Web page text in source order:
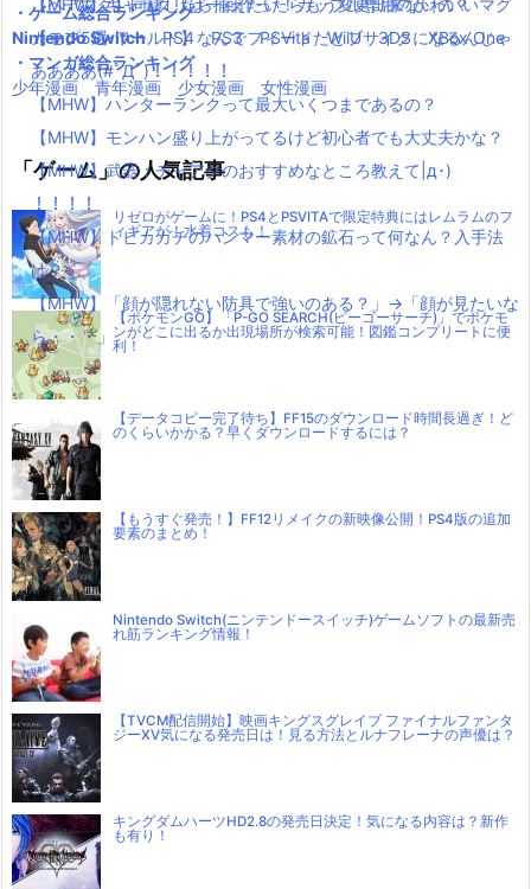
【MHW】キャラクリは一回作ったらもう変更出来ないの？
【モンハンワールド】なんでフィードだとブサイクになるんじゃ
ああああ(#ﾟДﾟ)！！！！！
【MHW】ハンターランクって最大いくつまであるの？
【MHW】モンハン盛り上がってるけど初心者でも大丈夫かな？
【MHW】武器：チャアクのおすすめなところ教えて|д･)
！！！！
【MHW】トビカガチのハンマー素材の鉱石って何なん？入手法
は？
【MHW】「顔が隠れない防具で強いのある？」→「顔が見たいな
ら・・・」
【ペアマグ】同棲したら揃えたい！カップル専用のかわいいマグ
カップ5選
・ゲーム総合ランキング
Nintendo Switch
PS4 PS3 PSVita WiiU 3DS
XBox One
・マンガ総合ランキング
少年漫画
青年漫画 少女漫画 女性漫画
「ゲーム」の人気記事
リゼロがゲームに！PS4とPSVITAで限定特典にはレムラムのフ
ィギアが！水着コスも！
【ポケモンGO】「P-GO SEARCH(ピーゴーサーチ)」でポケモ
ンがどこに出るか出現場所が検索可能！図鑑コンプリートに便
利！
【データコピー完了待ち】FF15のダウンロード時間長過ぎ！ど
のくらいかかる？早くダウンロードするには？
【もうすぐ発売！】FF12リメイクの新映像公開！PS4版の追加
要素のまとめ！
Nintendo Switch(ニンテンドースイッチ)ゲームソフトの最新売
れ筋ランキング情報！
【TVCM配信開始】映画キングスグレイブ ファイナルファンタ
ジーXV気になる発売日は！見る方法とルナフレーナの声優は？
キングダムハーツHD2.8の発売日決定！気になる内容は？新作
も有り！